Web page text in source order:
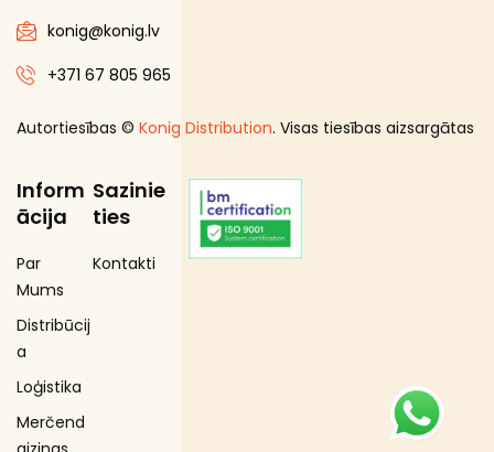
konig@konig.lv
+371 67 805 965
Autortiesības © Konig Distribution. Visas tiesības aizsargātas
Inform
ācija
Par
Mums
Distribūcij
a
Loģistika
Merčend
Sazinie
ties
Kontakti